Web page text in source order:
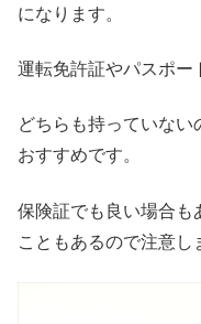
になります。
運転免許証やパスポー
どちらも持っていな
おすすめです。
保険証でも良い場合も
こともあるので注意し